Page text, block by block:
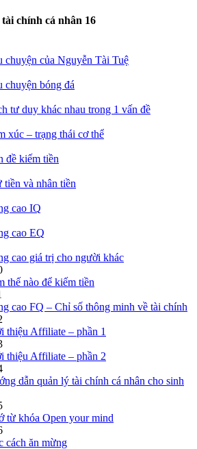
chính cá nhân 16
chuyện của Nguyễn Tài Tuệ
chuyện bóng đá
tư duy khác nhau trong 1 vấn đề
xúc – trạng thái cơ thể
đề kiếm tiền
và nhân tiền
cao IQ
cao EQ
cao giá trị cho người khác
thế nào để kiếm tiền
cao FQ – Chỉ số thông minh về tài chính
thiệu Affiliate – phần 1
thiệu Affiliate – phần 2
dẫn quản lý tài chính cá nhân cho sinh
từ khóa Open your mind
cách ăn mừng